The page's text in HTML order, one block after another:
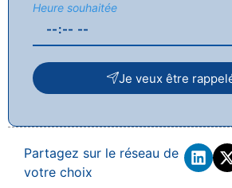
Heure souhaitée
Je veux être
Partagez sur le réseau de
votre choix